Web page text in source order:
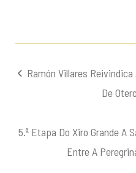
Navegación
Ramón Villares
De
5.ª Etapa Do Xiro Grande A
Entre A